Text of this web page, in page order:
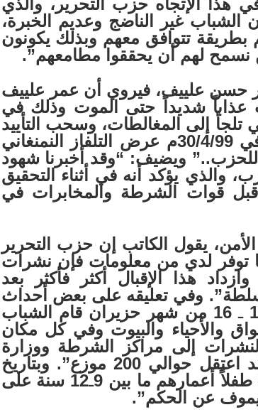
الشباب غير الناضج وعديم الخبرة،
بطريقة تتوافق معهم وبذلك يكونون
لهم أن يحققوا مطامعهم”.
عمر حسن علييف، فيروي أن عمر علييف
4/99م قد عذب عذاباً شديداً حتى الموت وذلك في
تلجأ إلى المغالطات، وسحب التأييد
بالقوة، وإجبار الناس على البعد عن الدعوة يقول الكاتب: “في 30/4/99م عرض التلفاز النمنغاني
للحزب..” ويضيف: “وقد أخبرنا شهود
والذي يؤكد أنه في أثناء التحقيق
قوات الشرطة والمخابرات في
يقول الكاتب إن حزب التحرير
من معلومات فإن نشرات
هذا الإقبال أكثر فأكثر بعد
السلطة”. وفي تعليقه على بعض أحداث
ـ
16 من شهر حزيران قام الشباب
والأحياء والبيوت وفي كل مكان
إلى مراكز الشرطة ووزارة
الداخلية ومؤسسات الحكومة …” “… وعلى أثر ذلك كان قد اعتقل حوالي 200 موزع”. وبتاريخ
ـ
12 سنة على
عن الحكم”.